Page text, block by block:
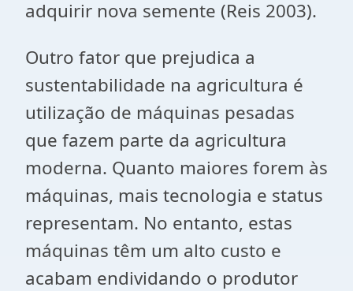
adquirir nova semente (Reis 2003).
Outro fator que prejudica a
sustentabilidade na agricultura é
utilização de máquinas pesadas
que fazem parte da agricultura
moderna. Quanto maiores forem às
máquinas, mais tecnologia e status
representam. No entanto, estas
máquinas têm um alto custo e
acabam endividando o produtor